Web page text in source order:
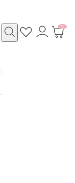
お
気
ロ
グ
カ
0